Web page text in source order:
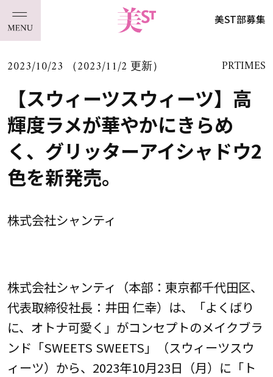
美ST部募集
2023/10/23 （2023/11/2 更新） PRTIMES
【スウィーツスウィーツ】高
輝度ラメが華やかにきらめ
く、グリッターアイシャドウ2
色を新発売。
株式会社シャンティ
株式会社シャンティ（本部：東京都千代田区、
代表取締役社長：井田 仁幸）は、「よくばり
に、オトナ可愛く」がコンセプトのメイクブラ
ンド「SWEETS SWEETS」（スウィーツスウ
ィーツ）から、2023年10月23日（月）に「ト